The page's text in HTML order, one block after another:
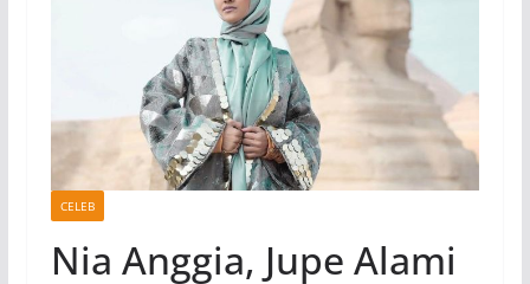
CELEB
Nia Anggia, Jupe Alami